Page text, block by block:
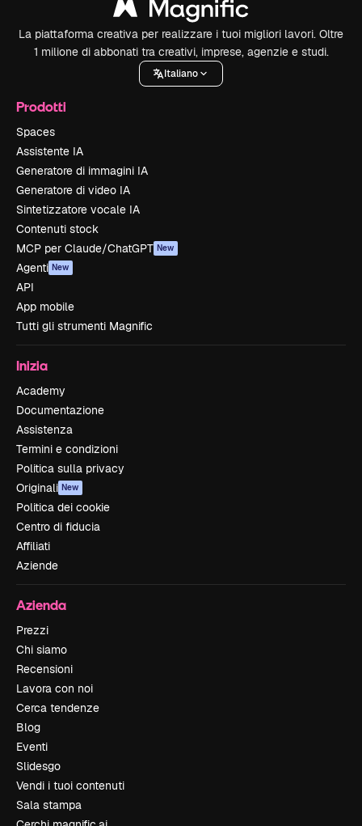
La piattaforma creativa per realizzare i tuoi migliori lavori. Oltre
1 milione di abbonati tra creativi, imprese, agenzie e studi.
Italiano
Prodotti
Spaces
Assistente IA
Generatore di immagini IA
Generatore di video IA
Sintetizzatore vocale IA
Contenuti stock
MCP per Claude/ChatGPT New
Agenti New
API
App mobile
Tutti gli strumenti Magnific
Inizia
Academy
Documentazione
Assistenza
Termini e condizioni
Politica sulla privacy
Originali New
Politica dei cookie
Centro di fiducia
Affiliati
Aziende
Azienda
Prezzi
Chi siamo
Recensioni
Lavora con noi
Cerca tendenze
Blog
Eventi
Slidesgo
Vendi i tuoi contenuti
Sala stampa